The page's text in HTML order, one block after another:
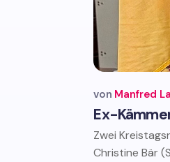
Ex-
von Manfred
Zwei
Christine Bär